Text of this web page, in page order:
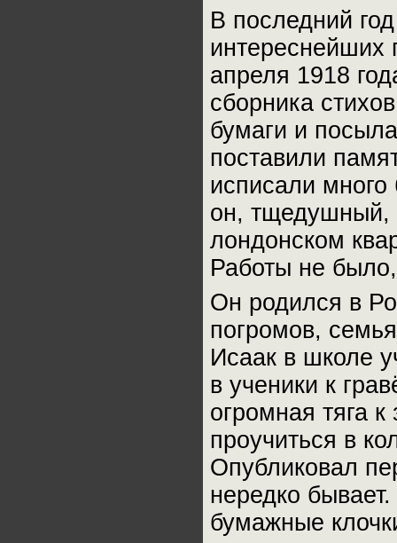
В последний
интереснейших
апреля 1918
сборника
бумаги и
поставили
исписали много
он,
лондонском
Работы не
Он родился в
погромов,
Исаак в школе
в ученики к
огромная тяга
проучиться в
Опубликовал
нередко
бумажные